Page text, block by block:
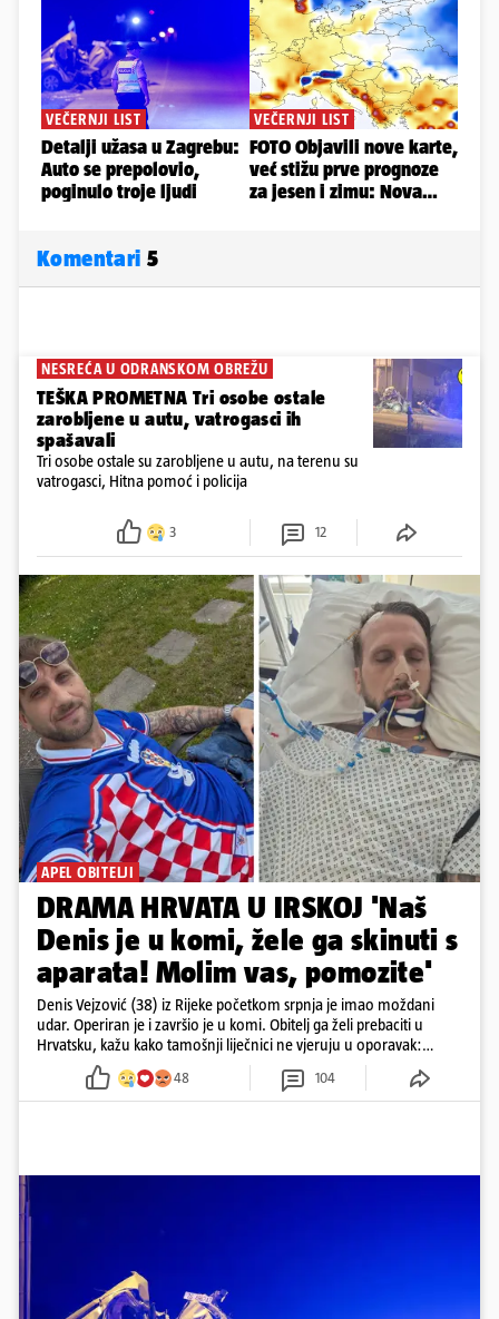
Komentari 5
NESREĆA U ODRANSKOM OBREŽU
TEŠKA PROMETNA Tri osobe ostale
zarobljene u autu, vatrogasci ih
spašavali
Tri osobe ostale su zarobljene u autu, na terenu su
vatrogasci, Hitna pomoć i policija
3 12
APEL OBITELJI
DRAMA HRVATA U IRSKOJ 'Naš
Denis je u komi, žele ga skinuti s
aparata! Molim vas, pomozite'
Denis Vejzović (38) iz Rijeke početkom srpnja je imao moždani
udar. Operiran je i završio je u komi. Obitelj ga želi prebaciti u
Hrvatsku, kažu kako tamošnji liječnici ne vjeruju u oporavak:
'Imamo 72 sata'
48 104